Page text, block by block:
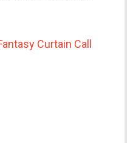
Curtain Call